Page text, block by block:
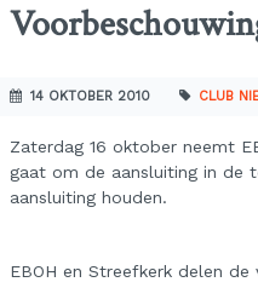
14 OKTOBER 2010 CLUB
Zaterdag 16 oktober neemt
gaat om de aansluiting in de
aansluiting houden.
EBOH en Streefkerk delen